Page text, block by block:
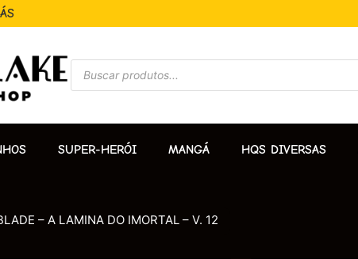
SUPER-HERÓI MANGÁ HQS DIVERSAS
– A LAMINA DO IMORTAL – V. 12